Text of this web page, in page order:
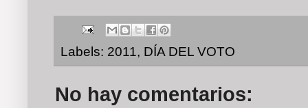
Labels: 2011, DÍA DEL VOTO
No hay comentarios: